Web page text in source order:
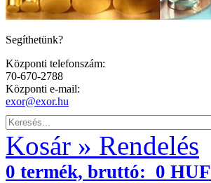
Segíthetünk?
Központi telefonszám:
70-670-2788
Központi e-mail:
exor@exor.hu
Kosár » Rendelés
0 termék, bruttó: 0 HUF